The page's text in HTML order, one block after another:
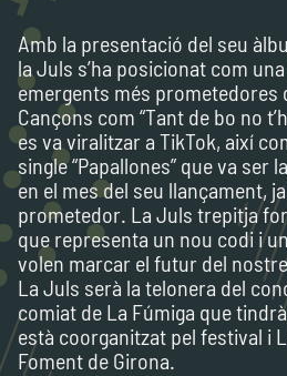
Amb la presentació del seu
la Juls s’ha posicionat com
emergents més prometedores
Cançons com “Tant de bo no
es va viralitzar a TikTok, així
single “Papallones” que va ser
en el mes del seu llançament,
prometedor. La Juls trepitja
que representa un nou codi i
volen marcar el futur del
La Juls serà la telonera del
comiat de La Fúmiga que
està coorganitzat pel festival i
Foment de Girona.